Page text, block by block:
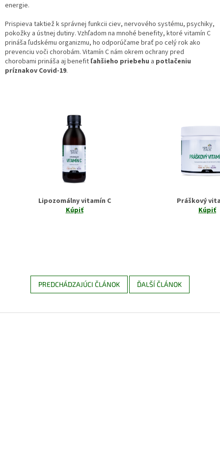
energie.
Prispieva taktiež k správnej funkcii ciev, nervového systému, psychiky,
pokožky a ústnej dutiny. Vzhľadom na mnohé benefity, ktoré vitamín C
prináša ľudskému organizmu, ho odporúčame brať po celý rok ako
prevenciu voči chorobám. Vitamín C nám okrem ochrany pred
chorobami prináša aj benefit ľahšieho priebehu a potlačeniu
príznakov Covid-19.
Lipozomálny vitamín C
Kúpiť
Práškový
Kúpiť
PREDCHÁDZAJÚCI ČLÁNOK ĎALŠÍ ČLÁNOK